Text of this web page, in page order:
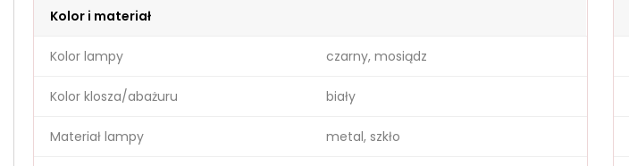
Kolor i materiał
Kolor lampy czarny, mosiądz
Kolor klosza/abażuru biały
Materiał lampy metal, szkło